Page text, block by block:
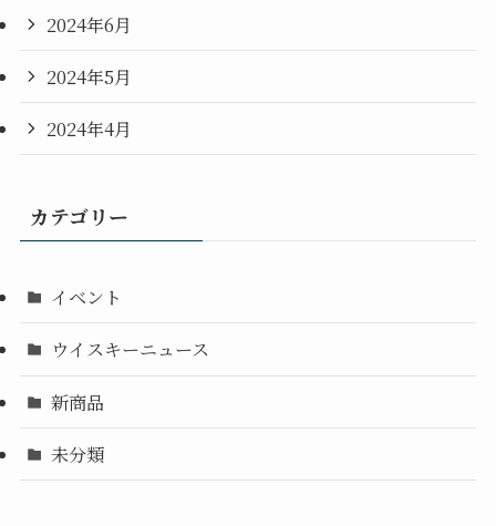
2024年6月
2024年5月
2024年4月
カテゴリー
イベント
ウイスキーニュース
新商品
未分類